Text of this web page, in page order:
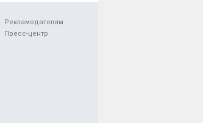
Рекламодателям
Пресс-центр